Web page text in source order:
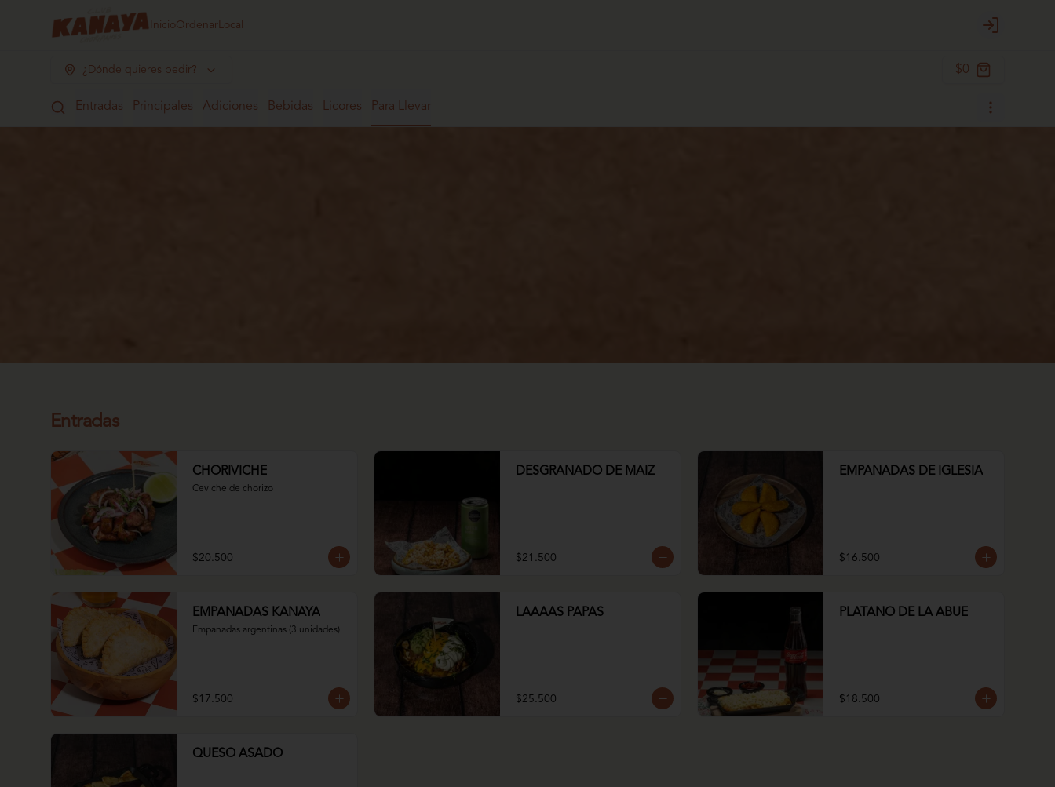
InicioOrdenar Local
Login
¿Dónde quieres pedir? $0
Entradas Principales Adiciones Bebidas Licores Para Llevar
Entradas
CHORIVICHE
Ceviche de chorizo
$20.500
DESGRANADO DE MAIZ
$21.500
EMPANADAS DE IGLESIA
$16.500
EMPANADAS KANAYA
Empanadas argentinas (3 unidades)
$17.500
LAAAAS PAPAS
$25.500
PLATANO DE LA ABUE
$18.500
QUESO ASADO